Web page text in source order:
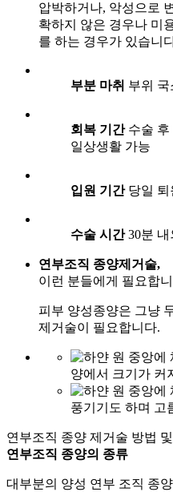
압박하거나, 악성으로
확하지 않은 경우나 미
를 하는 경우가 있습니
부분 마취 부위 국
회복 기간수술 후
일상생활 가능
입원 기간당일 퇴
수술 시간30분 내
연부조직 종양제거술,
이런 분들에게 필요합
피부 양성종양은 그냥
제거술이 필요합니다.
양에서 크기가 커
풍기기도 하며 고
연부조직 종양 제거술 방법 및
연부조직 종양의 종류
대부분의 양성 연부 조직 종